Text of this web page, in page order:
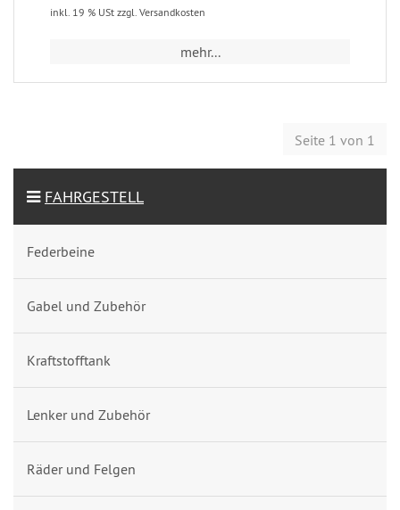
inkl. 19 % USt zzgl. Versandkosten
mehr...
Seite 1 von 1
FAHRGESTELL
Federbeine
Gabel und Zubehör
Kraftstofftank
Lenker und Zubehör
Räder und Felgen